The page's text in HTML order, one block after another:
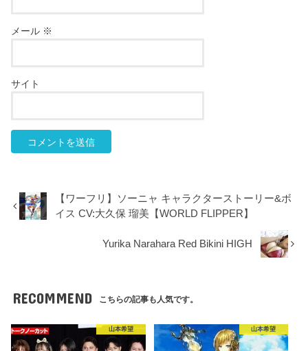
メール ※
サイト
【ワーフリ】ソーニャ キャラクターストーリー&ボ
イス CV:大久保 瑠美【WORLD FLIPPER】
Yurika Narahara Red Bikini HIGH
RECOMMEND こちらの記事も人気です。
山本希望 山本希望